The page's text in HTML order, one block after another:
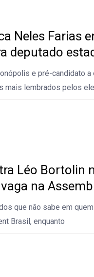
Neles Farias
deputado
e pré-candidato
mais lembrados pelos
Léo Bortolin
na
que não sabe em
Brasil, enquanto